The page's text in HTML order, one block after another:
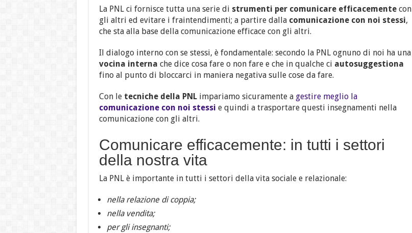
La PNL ci fornisce tutta una serie di strumenti per comunicare efficacementecon
gli altri ed evitare i fraintendimenti; a partire dalla comunicazione con noi stessi,
che sta alla base della comunicazione efficace con gli altri.
Il dialogo interno con se stessi, è fondamentale: secondo la PNL ognuno di noi ha una
vocina interna che dice cosa fare o non fare e che in qualche ci autosuggestiona
fino al punto di bloccarci in maniera negativa sulle cose da fare.
Con le tecniche della PNLimpariamo sicuramente a gestire meglio la
comunicazione con noi stessi e quindi a trasportare questi insegnamenti nella
comunicazione con gli altri.
Comunicare efficacemente: in tutti i settori
della nostra vita
La PNL è importante in tutti i settori della vita sociale e relazionale:
nella relazione di coppia;
nella vendita;
per gli insegnanti;